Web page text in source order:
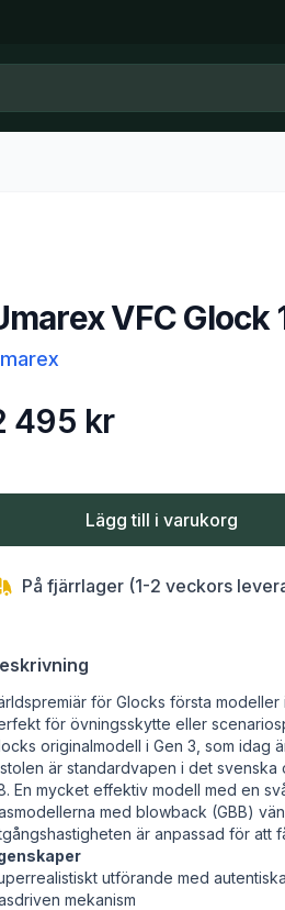
VFC Glock
495 kr
Lägg till i varukorg
På fjärrlager (1-2 veckors
för Glocks första
för övningsskytte eller
originalmodell i Gen 3, som idag
är standardvapen i det
En mycket effektiv modell med en
med blowback (GBB)
är anpassad för att
utförande med
mekanism